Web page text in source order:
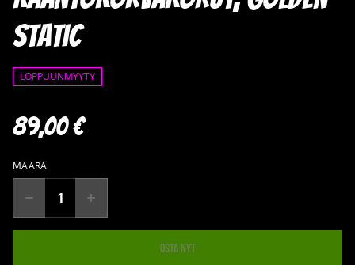
Static
LOPPUUNMYYTY
89,00 €
MÄÄRÄ
Osta nyt